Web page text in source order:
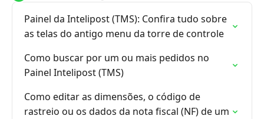
Painel da Intelipost (TMS): Confira tudo sobre
as telas do antigo menu da torre de controle
Como buscar por um ou mais pedidos no
Painel Intelipost (TMS)
Como editar as dimensões, o código de
rastreio ou os dados da nota fiscal (NF) de um